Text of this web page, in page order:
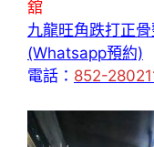
舘
九龍旺角跌打正
(Whatsapp預約)
電話： 852-